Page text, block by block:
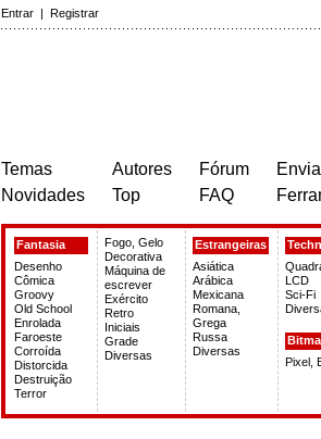
Entrar | Registrar
Temas
Novidades
Autores
Top
Fórum
FAQ
Fantasia
Desenho
Cômica
Groovy
Old School
Enrolada
Faroeste
Corroída
Distorcida
Destruição
Terror
Fogo, Gelo
Decorativa
Máquina de
escrever
Exército
Retro
Iniciais
Grade
Diversas
Estrangeiras
Asiática
Arábica
Mexicana
Romana,
Grega
Russa
Diversas
LCD
Sci-Fi
Pixel,